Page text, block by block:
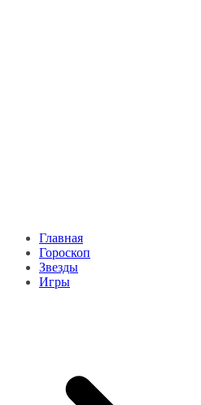
Главная
Гороскоп
Звезды
Игры